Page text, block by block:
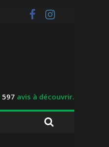
597 avis à découvrir.